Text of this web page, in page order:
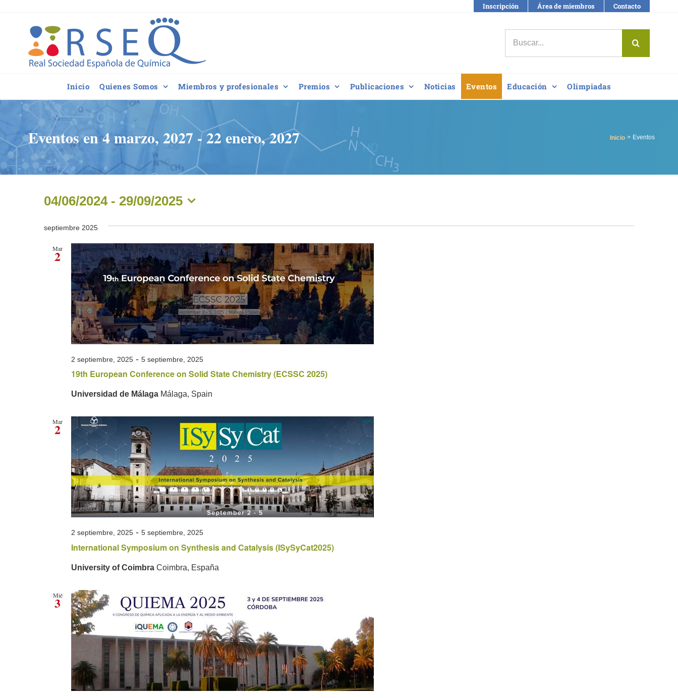
contenido
Inscripción Área de miembros Contacto
Inicio Quienes Somos Miembros y profesionales Premios Publicaciones Noticias Eventos Educación Olimpiadas
Eventos en 4 marzo, 2027 - 22 enero, 2027 Inicio Eventos
04/06/2024 - 29/09/2025
fecha.
septiembre 2025
Mar
2
2 septiembre, 2025 - 5 septiembre, 2025
19th European Conference on Solid State Chemistry (ECSSC 2025)
Universidad de Málaga Málaga, Spain
Mar
2
2 septiembre, 2025 - 5 septiembre, 2025
International Symposium on Synthesis and Catalysis (ISySyCat2025)
University of Coimbra Coimbra, España
Mié
3